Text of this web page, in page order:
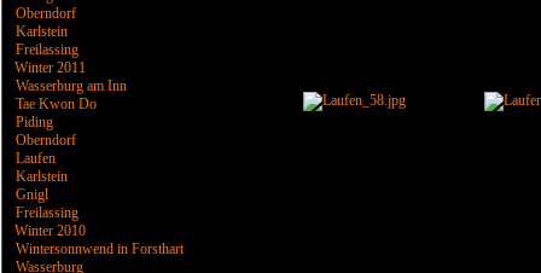
Oberndorf
Karlstein
Freilassing
Winter 2011
Wasserburg am Inn
Tae Kwon Do
Piding
Oberndorf
Laufen
Karlstein
Gnigl
Freilassing
Winter 2010
Wintersonnwend in Forsthart
Wasserburg